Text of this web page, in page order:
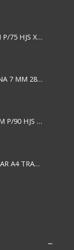
ESPIRAL PLASTICO 9 MM P/75 HJS X50X2400
SILICONA BARRA CBX FINA 7 MM 28 CM
ESPIRAL PLASTICO 12 MM P/90 HJS X50X1500
TAPA PARA ENCUADERNAR A4 TRANSP x50x500